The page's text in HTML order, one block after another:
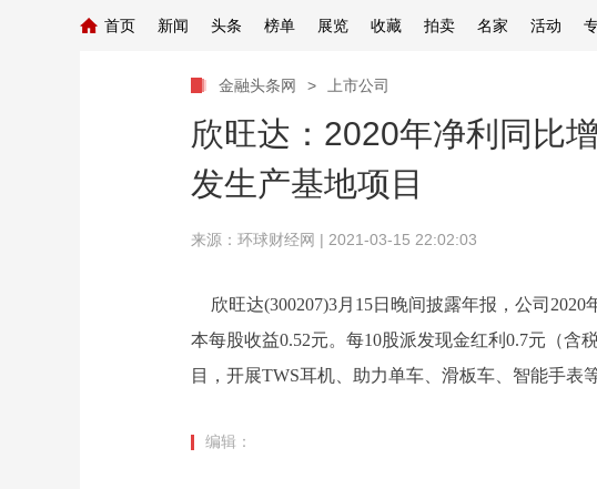
首页 新闻 头条 榜单 展览 收藏 拍卖 名家 活动
金融头条网 > 上市公司
欣旺达：2020年净利同比
发生产基地项目
来源： 环球财经网 | 2021-03-15 22:02:03
欣旺达(300207)3月15日晚间披露年报，公司
本每股收益0.52元。每10股派发现金红利0.7元（
目，开展TWS耳机、助力单车、滑板车、智能手表
编辑：